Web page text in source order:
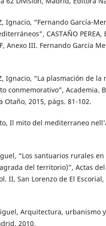
Ignacio, “Fernando García-
CASTAÑO PEREA,
Anexo III. Fernando García
Ignacio, “La plasmación de la
conmemorativo”, Academia.
2015, págs. 81-102.
Il mito del mediterraneo
“Los santuarios rurales
del territorio)”, Actas
II, San Lorenzo de El
Arquitectura, urbanismo
2010.